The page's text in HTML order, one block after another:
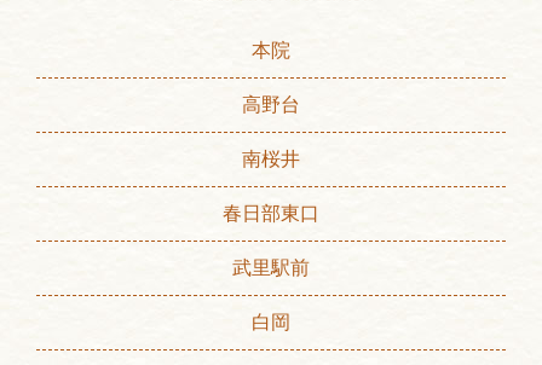
本院
高野台
南桜井
春日部東口
武里駅前
白岡